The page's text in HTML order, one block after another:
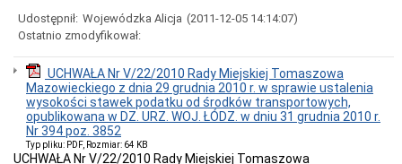
IV
SWZ
OPIS
PRZEDMIOTU
ZAMÓWIENIA"
Rozbudowa
ulicy
Elizy
Orzeszkowej
Udostępnił: Wojewódzka Alicja (2011-12-05 14:14:07)
Ostatnio zmodyfikował:
UCHWAŁA Nr V/22/2010 Rady Miejskiej Tomaszowa
Mazowieckiego z dnia 29 grudnia 2010 r. w sprawie ustalenia
wysokości stawek podatku od środków transportowych,
opublikowana w DZ. URZ. WOJ. ŁÓDZ. w dniu 31 grudnia 2010 r.
Nr 394 poz. 3852
Typ pliku: PDF, Rozmiar: 64 KB
UCHWAŁA Nr V/22/2010 Rady Miejskiej Tomaszowa